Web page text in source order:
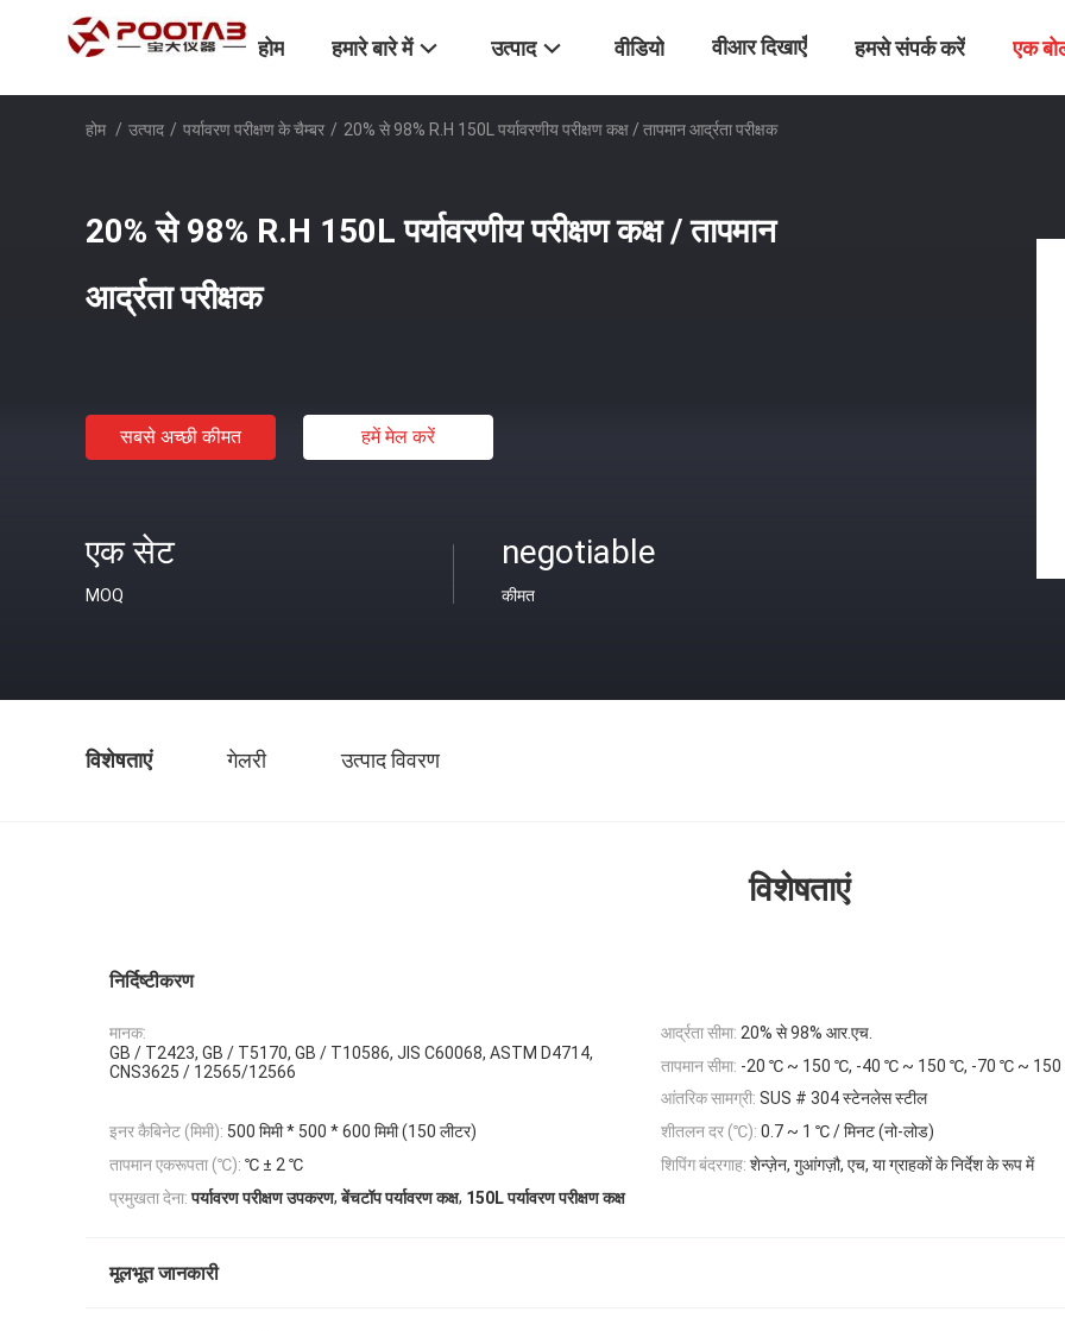
होम हमारे बारे में उत्पाद वीडियो वीआर दिखाएँ हमसे संपर्क करें एक
होम / उत्पाद / पर्यावरण परीक्षण के चैम्बर / 20% से 98% R.H 150L पर्यावरणीय परीक्षण कक्ष / तापमान आर्द्रता परीक्षक
20% से 98% R.H 150L पर्यावरणीय परीक्षण कक्ष / तापमान
आर्द्रता परीक्षक
सबसे अच्छी कीमत हमें मेल करें
एक सेट
MOQ
negotiable
कीमत
विशेषताएं गेलरी उत्पाद विवरण
विशेषताएं
निर्दिष्टीकरण
मानक:
GB / T2423, GB / T5170, GB / T10586, JIS C60068, ASTM D4714,
CNS3625 / 12565/12566
आर्द्रता सीमा: 20% से 98% आर.एच.
तापमान सीमा: -20 ℃ ~ 150 ℃, -40 ℃ ~ 150 ℃, -70 ℃ ~
आंतरिक सामग्री: SUS # 304 स्टेनलेस स्टील
इनर कैबिनेट (मिमी): 500 मिमी * 500 * 600 मिमी (150 लीटर) शीतलन दर (℃): 0.7 ~ 1 ℃ / मिनट (नो-लोड)
तापमान एकरूपता (℃): ℃ ± 2 ℃ शिपिंग बंदरगाह: शेन्ज़ेन, गुआंगज़ौ, एच, या ग्राहकों के निर्देश के रूप में
प्रमुखता देना: पर्यावरण परीक्षण उपकरण,बेंचटॉप पर्यावरण कक्ष, 150L पर्यावरण परीक्षण कक्ष
मूलभूत जानकारी